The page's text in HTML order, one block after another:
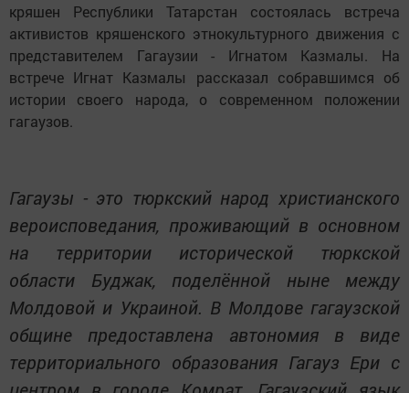
кряшен Республики Татарстан состоялась встреча
активистов кряшенского этнокультурного движения с
представителем Гагаузии - Игнатом Казмалы. На
встрече Игнат Казмалы рассказал собравшимся об
истории своего народа, о современном положении
гагаузов.
Гагаузы - это тюркский народ христианского
вероисповедания, проживающий в основном
на территории исторической тюркской
области Буджак, поделённой ныне между
Молдовой и Украиной. В Молдове гагаузской
общине предоставлена автономия в виде
территориального образования Гагауз Ери с